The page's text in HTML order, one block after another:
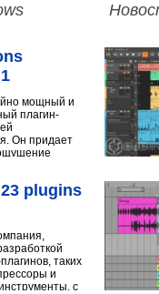
мощный и
плагин-
Он придает
plugins
таких
и
с